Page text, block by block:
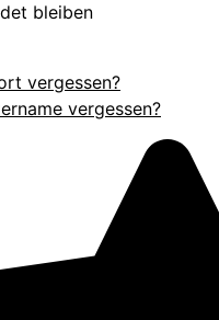
bleiben
vergessen?
vergessen?